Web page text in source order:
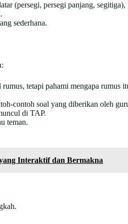
(persegi, persegi panjang,
sederhana.
tetapi pahami mengapa rumus
contoh soal yang diberikan oleh
di TAP.
teman.
Interaktif dan Bermakna